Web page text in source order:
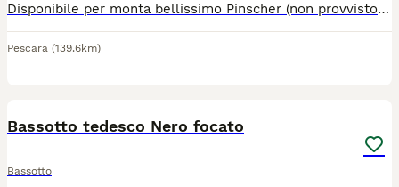
Disponibile per monta bellissimo Pinscher (non provvisto di pedigree). Gulliver ha 5 anni, pesa circa 4,6kg è un cane molto dolce, simpatico e coccolone con le persone che conosce bene. Per info o per conoscerci, contattatemi!
Pescara (139.6km)
Bassotto tedesco Nero focato
Bassotto